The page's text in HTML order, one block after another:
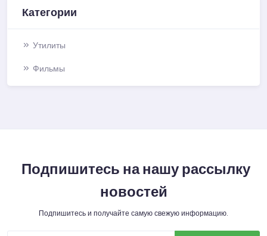
Категории
Утилиты
Фильмы
Подпишитесь на нашу рассылку
новостей
Подпишитесь и получайте самую свежую информацию.